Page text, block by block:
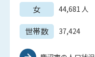
女 44,681 人
世帯数 37,424